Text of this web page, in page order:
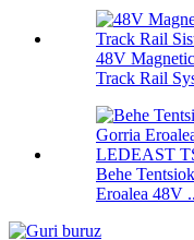
48V
Track Rail
Behe
Eroalea 48V